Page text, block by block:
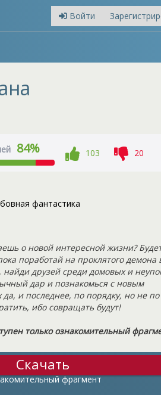
Войти
84% 103 20
фантастика
о новой интересной жизни?
поработай на проклятого демона
друзей среди домовых и
дар и познакомься с новым
и последнее, по порядку, но не по
ибо совращать будут!
только ознакомительный
Скачать
фрагмент